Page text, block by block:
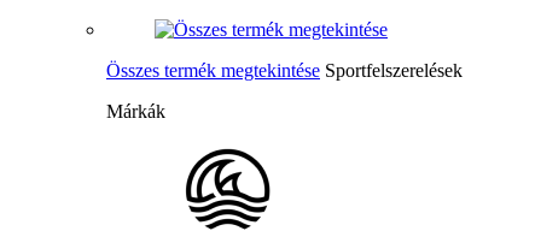
Összes termék megtekintése Sportfelszerelések
Márkák